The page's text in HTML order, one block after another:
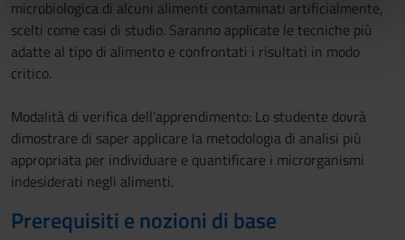
nostri partner che si occupano di analisi dei dati web,
pubblicità e social media, i quali potrebbero combinarle
con altre informazioni che hai fornito loro o che hanno
microbiologica di alcuni alimenti contaminati artificialmente,
scelti come casi di studio. Saranno applicate le tecniche più
adatte aI tipo di alimento e confrontati i risultati in modo
critico.
Modalità di verifica dell’apprendimento: Lo studente dovrà
dimostrare di saper applicare la metodologia di analisi più
appropriata per individuare e quantificare i microrganismi
indesiderati negli alimenti.
Prerequisiti e nozioni di base